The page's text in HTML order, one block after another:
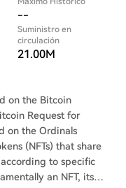
--
Suministro en
circulación
21.00M
on the Bitcoin
Request for
on the Ordinals
(NFTs) that share
to specific
an NFT, its